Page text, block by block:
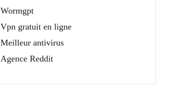
Wormgpt
Vpn gratuit en ligne
Meilleur antivirus
Agence Reddit